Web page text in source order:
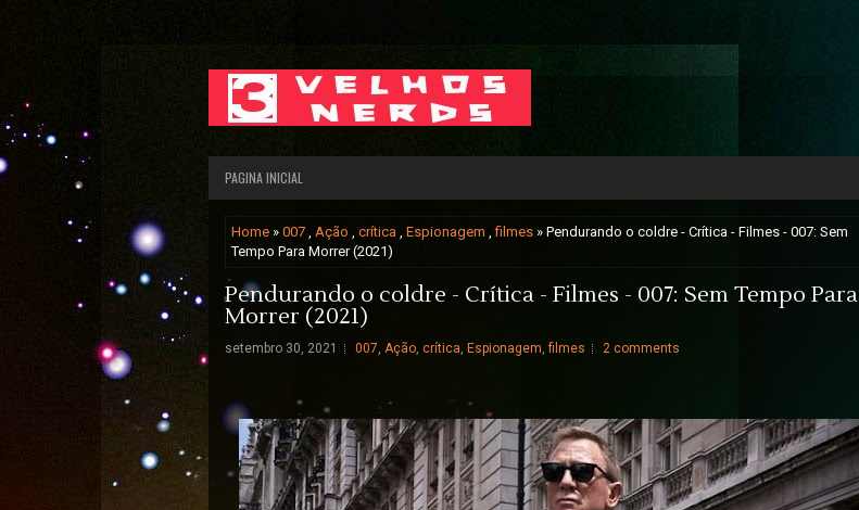
PAGINA INICIAL
Home » 007 , Ação , crítica , Espionagem ,filmes » Pendurando o coldre - Crítica - Filmes - 007: Sem
Tempo Para Morrer (2021)
Pendurando o coldre - Crítica - Filmes - 007: Sem Tempo Para
Morrer (2021)
setembro 30, 2021 007, Ação, crítica, Espionagem,filmes 2 comments